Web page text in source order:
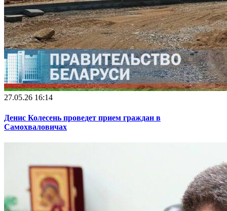
27.05.26 16:14
Денис Колесень проведет прием граждан в
Самохваловичах